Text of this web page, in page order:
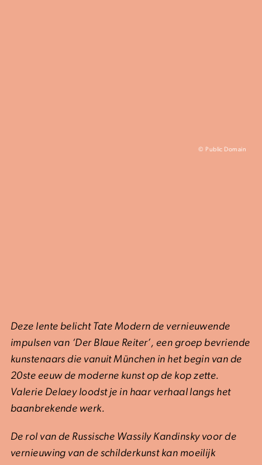
© Public Domain
Deze lente belicht Tate Modern de vernieuwende
impulsen van ‘Der Blaue Reiter’, een groep bevriende
kunstenaars die vanuit München in het begin van de
20ste eeuw de moderne kunst op de kop zette.
Valerie Delaey loodst je in haar verhaal langs het
baanbrekende werk.
De rol van de Russische Wassily Kandinsky voorde
vernieuwing van de schilderkunst kan moeilijk